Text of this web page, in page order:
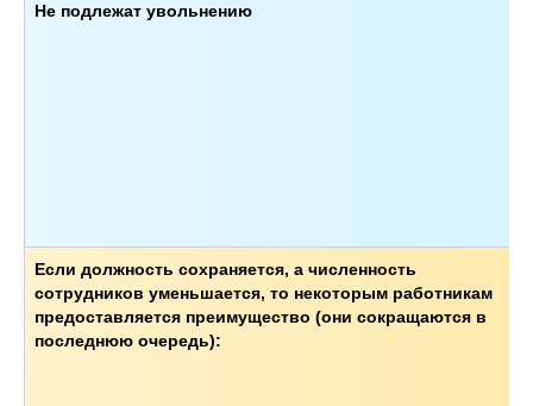
Не подлежат увольнению
Если должность сохраняется, а численность
сотрудников уменьшается, то некоторым работникам
предоставляется преимущество (они сокращаются в
последнюю очередь):